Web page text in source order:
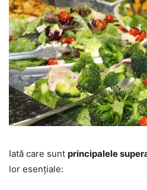
Iată care sunt principalele
lor esențiale: